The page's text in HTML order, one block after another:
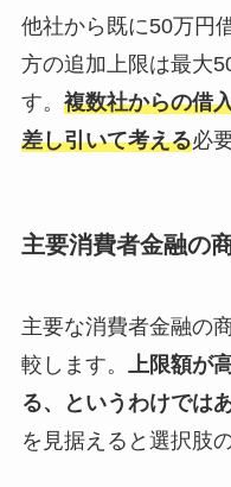
他社から既に50万円
方の追加上限は最大
す。 複数社からの借
差し引いて考える必
主要消費者金融の
主要な消費者金融の
較します。 上限額が
る、というわけでは
を見据えると選択肢